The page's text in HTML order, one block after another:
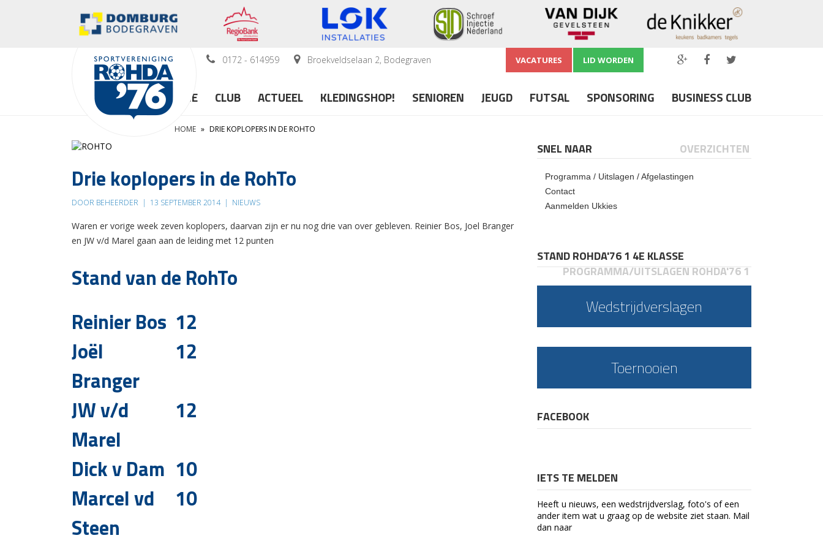
0172 - 614959 Broekveldselaan 2, Bodegraven VACATURES LID WORDEN
HOME CLUB ACTUEEL KLEDINGSHOP! SENIOREN JEUGD FUTSAL SPONSORING BUSINESS CLUB
HOME » DRIE KOPLOPERS IN DE ROHTO
Drie koplopers in de RohTo
DOOR BEHEERDER | 13 SEPTEMBER 2014 | NIEUWS
Waren er vorige week zeven koplopers, daarvan zijn er nu nog drie van over gebleven. Reinier Bos, Joel Branger
en JW v/d Marel gaan aan de leiding met 12 punten
Stand van de RohTo
Reinier Bos 12
Joël
Branger
12
JW v/d
Marel
12
Dick v Dam 10
Marcel vd
Steen
10
SNEL NAAR OVERZICHTEN
Programma / Uitslagen / Afgelastingen
Contact
Aanmelden Ukkies
STAND ROHDA'76 1 4E KLASSE
PROGRAMMA/UITSLAGEN ROHDA'76 1
Wedstrijdverslagen
Toernooien
FACEBOOK
IETS TE MELDEN
Heeft u nieuws, een wedstrijdverslag, foto's of een
ander item wat u graag op de website ziet staan. Mail
dan naar